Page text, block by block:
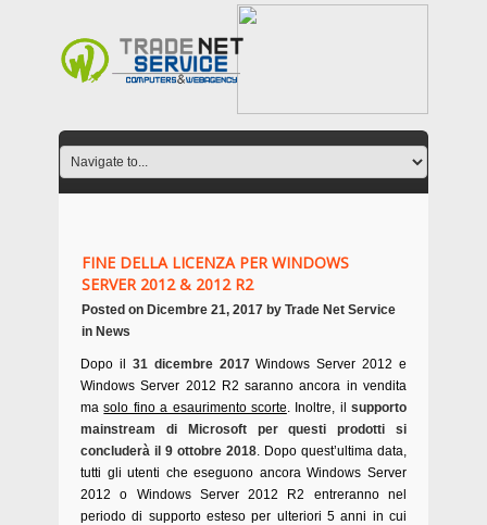
FINE DELLA LICENZA PER WINDOWS
SERVER 2012 & 2012 R2
Posted on Dicembre 21, 2017 by Trade Net Service
in News
Dopo il 31 dicembre 2017Windows Server 2012 e
Windows Server 2012 R2 saranno ancora in vendita
masolo fino a esaurimento scorte. Inoltre, il supporto
mainstream di Microsoft per questi prodotti si
concluderà il 9 ottobre 2018. Dopo quest’ultima data,
tutti gli utenti che eseguono ancora Windows Server
2012 o Windows Server 2012 R2 entreranno nel
periodo di supporto esteso per ulteriori 5 anni in cui